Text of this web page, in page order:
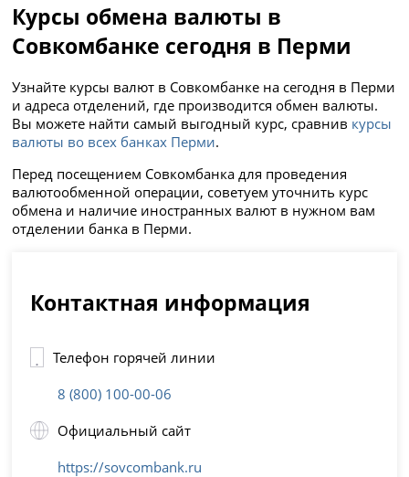
Курсы обмена валюты в
Совкомбанке сегодня в Перми
Узнайте курсы валют в Совкомбанке на сегодня в Перми
и адреса отделений, где производится обмен валюты.
Вы можете найти самый выгодный курс, сравнив курсы
валюты во всех банках Перми.
Перед посещением Совкомбанка для проведения
валютообменной операции, советуем уточнить курс
обмена и наличие иностранных валют в нужном вам
отделении банка в Перми.
Контактная информация
Телефон горячей линии
8 (800) 100-00-06
Официальный сайт
https://sovcombank.ru